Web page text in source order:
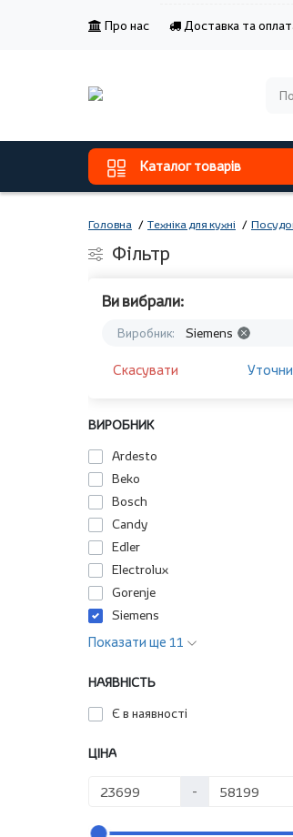
Про нас Доставка та
Каталог товарів
Головна Техніка для кухні
Фільтр
Ви вибрали:
Виробник: Siemens
Скасувати
ВИРОБНИК
Ardesto
Beko
Bosch
Candy
Edler
Electrolux
Gorenje
Siemens
Показати ще 11
НАЯВНІСТЬ
Є в наявності
ЦІНА
-